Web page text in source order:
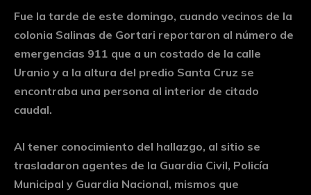
Fue la tarde de este domingo, cuando vecinos de la
colonia Salinas de Gortari reportaron al número de
emergencias 911 que a un costado de la calle
Uranio y a la altura del predio Santa Cruz se
encontraba una persona al interior de citado
caudal.
Al tener conocimiento del hallazgo, al sitio se
trasladaron agentes de la Guardia Civil, Policía
Municipal y Guardia Nacional, mismos que